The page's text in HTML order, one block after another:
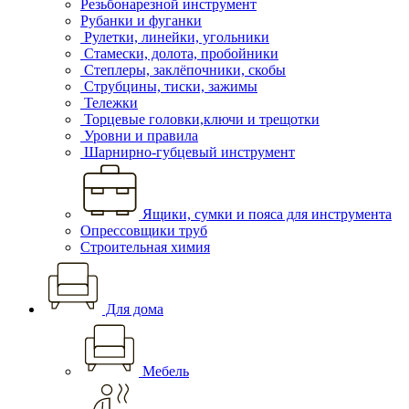
Резьбонарезной инструмент
Рубанки и фуганки
Рулетки, линейки, угольники
Стамески, долота, пробойники
Степлеры, заклёпочники, скобы
Струбцины, тиски, зажимы
Тележки
Торцевые головки,ключи и трещотки
Уровни и правила
Шарнирно-губцевый инструмент
Ящики, сумки и пояса для инструмента
Опрессовщики труб
Строительная химия
Для дома
Мебель